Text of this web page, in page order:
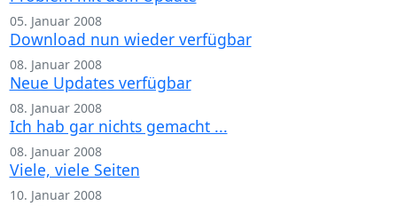
05. Januar 2008
Download nun wieder verfügbar
08. Januar 2008
Neue Updates verfügbar
08. Januar 2008
Ich hab gar nichts gemacht ...
08. Januar 2008
Viele, viele Seiten
10. Januar 2008